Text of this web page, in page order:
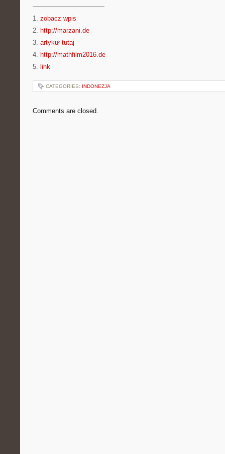
———————————
1. zobacz wpis
2. http://marzani.de
3. artykuł tutaj
4. http://mathfilm2016.de
5. link
CATEGORIES: INDONEZJA
Comments are closed.